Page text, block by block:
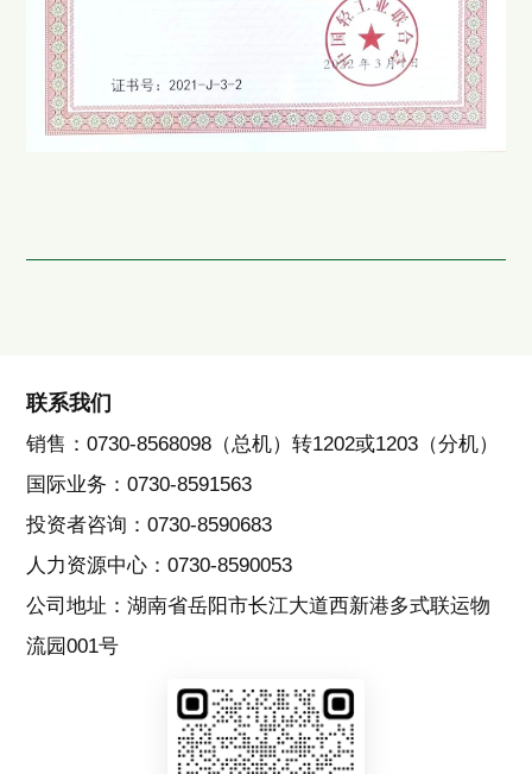
联系我们
销售：0730-8568098（总机）转1202或1203（分机）
国际业务：0730-8591563
投资者咨询：0730-8590683
人力资源中心：0730-8590053
公司地址：湖南省岳阳市长江大道西新港多式联运物
流园001号